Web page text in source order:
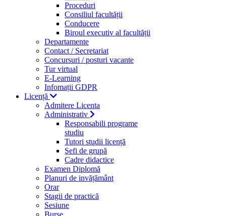
Proceduri
Consiliul facultății
Conducere
Biroul executiv al facultății
Departamente
Contact / Secretariat
Concursuri / posturi vacante
Tur virtual
E-Learning
Infomații GDPR
Licență
Admitere Licenta
Administrativ
Responsabili programe
studiu
Tutori studii licență
Şefi de grupă
Cadre didactice
Examen Diplomă
Planuri de invățământ
Orar
Stagii de practică
Sesiune
Burse